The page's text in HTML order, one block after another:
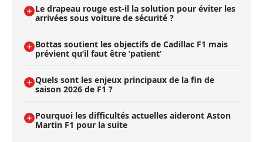
Le drapeau rouge est-il la solution pour éviter les
arrivées sous voiture de sécurité ?
Bottas soutient les objectifs de Cadillac F1 mais
prévient qu’il faut être ’patient’
Quels sont les enjeux principaux de la fin de
saison 2026 de F1 ?
Pourquoi les difficultés actuelles aideront Aston
Martin F1 pour la suite